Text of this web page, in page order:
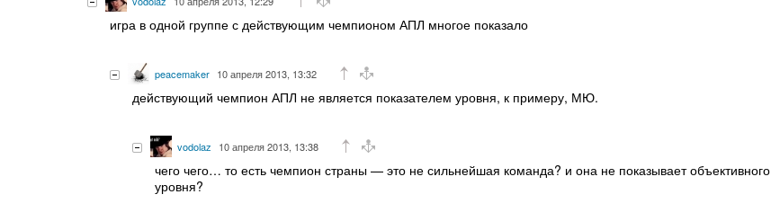
игра в одной группе с действующим чемпионом АПЛ многое показало
peacemaker 10 апреля 2013, 13:32
действующий чемпион АПЛ не является показателем уровня, к примеру, МЮ.
vodolaz 10 апреля 2013, 13:38
чего чего… то есть чемпион страны — это не сильнейшая команда? и она не показывает объективного
уровня?